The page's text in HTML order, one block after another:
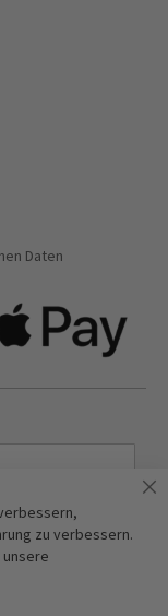
Daten
zu verbessern.